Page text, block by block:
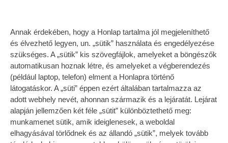
Annak érdekében, hogy a Honlap tartalma jól megjeleníthető
és élvezhető legyen, un. „sütik” használata és engedélyezése
szükséges. A „sütik” kis szövegfájlok, amelyeket a böngészők
automatikusan hoznak létre, és amelyeket a végberendezés
(például laptop, telefon) elment a Honlapra történő
látogatáskor. A „süti” éppen ezért általában tartalmazza az
adott webhely nevét, ahonnan származik és a lejáratát. Lejárat
alapján jellemzően két féle „sütit” különböztethető meg:
munkamenet sütik, amik ideiglenesek, a weboldal
elhagyásával törlődnek és az állandó „sütik”, melyek tovább